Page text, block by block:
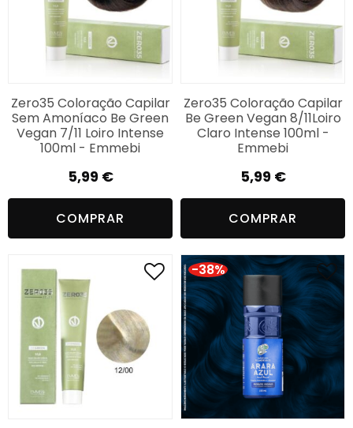
Zero35 Coloração Capilar
Sem Amoníaco Be Green
Vegan 7/11 Loiro Intense
100ml - Emmebi
5,99 €
COMPRAR
Zero35 Coloração Capilar
Be Green Vegan 8/11Loiro
Claro Intense 100ml -
Emmebi
5,99 €
COMPRAR
-38%